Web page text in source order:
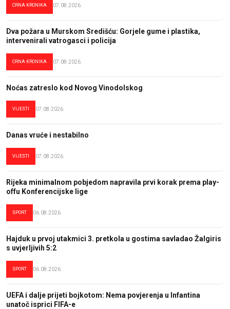
CRNA KRONIKA 07.08.2026.
Dva požara u Murskom Središću: Gorjele gume i plastika,
intervenirali vatrogasci i policija
CRNA KRONIKA 07.08.2026.
Noćas zatreslo kod Novog Vinodolskog
VIJESTI 07.08.2026.
Danas vruće i nestabilno
VIJESTI 07.08.2026.
Rijeka minimalnom pobjedom napravila prvi korak prema play-
offu Konferencijske lige
SPORT 06.08.2026.
Hajduk u prvoj utakmici 3. pretkola u gostima savladao Žalgiris
s uvjerljivih 5:2
SPORT 06.08.2026.
UEFA i dalje prijeti bojkotom: Nema povjerenja u Infantina
unatoč isprici FIFA-e